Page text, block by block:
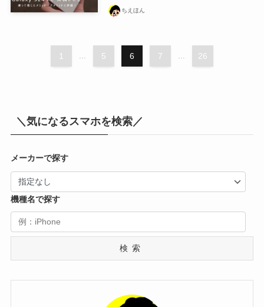
ちえほん
1 5 6 7 26
＼気になるスマホを検索／
メーカーで探す
機種名で探す
検索